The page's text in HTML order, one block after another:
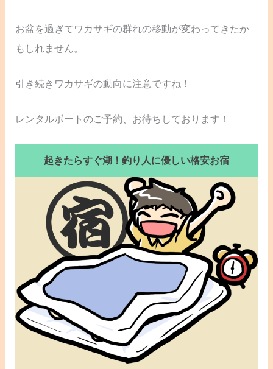
お盆を過ぎてワカサギの群れの移動が変わってきたか
もしれません。
引き続きワカサギの動向に注意ですね！
レンタルボートのご予約、お待ちしております！
起きたらすぐ湖！釣り人に優しい格安お宿